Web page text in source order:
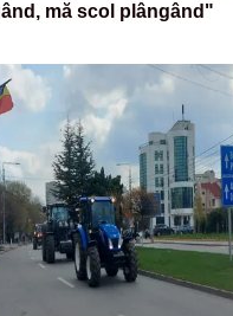
mă scol plângând"